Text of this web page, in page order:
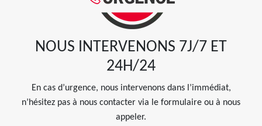
NOUS INTERVENONS 7J/7 ET
24H/24
En cas d’urgence, nous intervenons dans l’immédiat,
n’hésitez pas à nous contacter via le formulaire ou à nous
appeler.